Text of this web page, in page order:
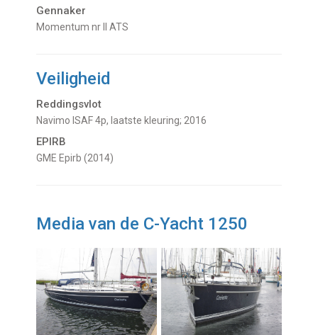
Gennaker
Momentum nr II ATS
Veiligheid
Reddingsvlot
Navimo ISAF 4p, laatste kleuring; 2016
EPIRB
GME Epirb (2014)
Media van de C-Yacht 1250